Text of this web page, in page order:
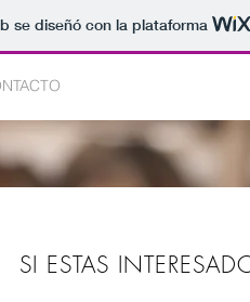
se diseñó con la plataforma
SI ESTAS